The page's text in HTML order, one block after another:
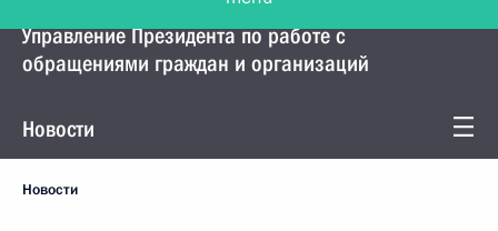
Управление Президента по работе с
обращениями граждан и организаций
Новости
Новости